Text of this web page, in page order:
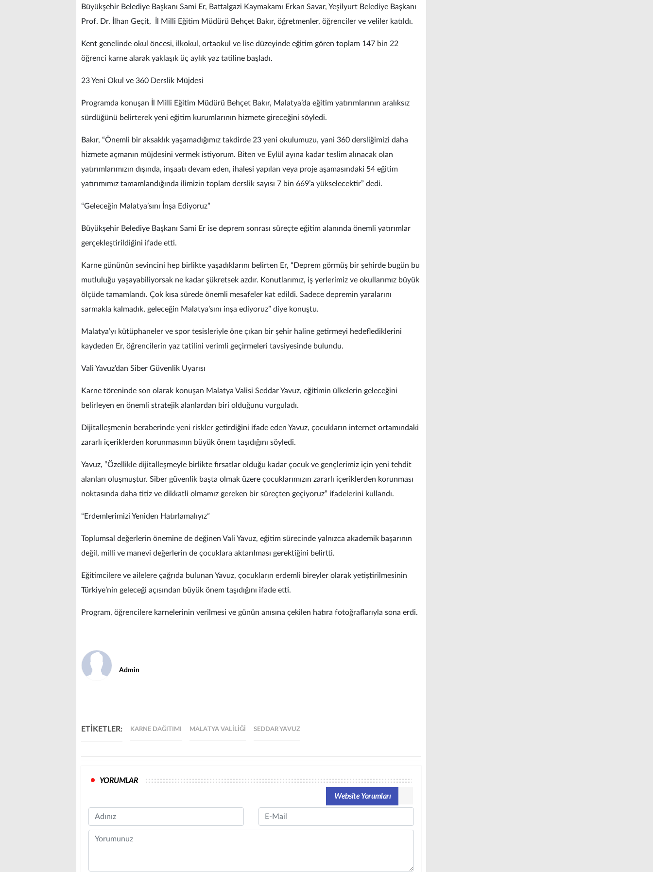
Büyükşehir Belediye Başkanı Sami Er, Battalgazi Kaymakamı Erkan Savar, Yeşilyurt Belediye Başkanı
Prof. Dr. İlhan Geçit, İl Milli Eğitim Müdürü Behçet Bakır, öğretmenler, öğrenciler ve veliler katıldı.
Kent genelinde okul öncesi, ilkokul, ortaokul ve lise düzeyinde eğitim gören toplam 147 bin 22
öğrenci karne alarak yaklaşık üç aylık yaz tatiline başladı.
23 Yeni Okul ve 360 Derslik Müjdesi
Programda konuşan İl Milli Eğitim Müdürü Behçet Bakır, Malatya’da eğitim yatırımlarının aralıksız
sürdüğünü belirterek yeni eğitim kurumlarının hizmete gireceğini söyledi.
Bakır, “Önemli bir aksaklık yaşamadığımız takdirde 23 yeni okulumuzu, yani 360 dersliğimizi daha
hizmete açmanın müjdesini vermek istiyorum. Biten ve Eylül ayına kadar teslim alınacak olan
yatırımlarımızın dışında, inşaatı devam eden, ihalesi yapılan veya proje aşamasındaki 54 eğitim
yatırımımız tamamlandığında ilimizin toplam derslik sayısı 7 bin 669’a yükselecektir” dedi.
“Geleceğin Malatya’sını İnşa Ediyoruz”
Büyükşehir Belediye Başkanı Sami Er ise deprem sonrası süreçte eğitim alanında önemli yatırımlar
gerçekleştirildiğini ifade etti.
Karne gününün sevincini hep birlikte yaşadıklarını belirten Er, “Deprem görmüş bir şehirde bugün bu
mutluluğu yaşayabiliyorsak ne kadar şükretsek azdır. Konutlarımız, iş yerlerimiz ve okullarımız büyük
ölçüde tamamlandı. Çok kısa sürede önemli mesafeler kat edildi. Sadece depremin yaralarını
sarmakla kalmadık, geleceğin Malatya’sını inşa ediyoruz” diye konuştu.
Malatya’yı kütüphaneler ve spor tesisleriyle öne çıkan bir şehir haline getirmeyi hedeflediklerini
kaydeden Er, öğrencilerin yaz tatilini verimli geçirmeleri tavsiyesinde bulundu.
Vali Yavuz’dan Siber Güvenlik Uyarısı
Karne töreninde son olarak konuşan Malatya Valisi Seddar Yavuz, eğitimin ülkelerin geleceğini
belirleyen en önemli stratejik alanlardan biri olduğunu vurguladı.
Dijitalleşmenin beraberinde yeni riskler getirdiğini ifade eden Yavuz, çocukların internet ortamındaki
zararlı içeriklerden korunmasının büyük önem taşıdığını söyledi.
Yavuz, “Özellikle dijitalleşmeyle birlikte fırsatlar olduğu kadar çocuk ve gençlerimiz için yeni tehdit
alanları oluşmuştur. Siber güvenlik başta olmak üzere çocuklarımızın zararlı içeriklerden korunması
noktasında daha titiz ve dikkatli olmamız gereken bir süreçten geçiyoruz” ifadelerini kullandı.
“Erdemlerimizi Yeniden Hatırlamalıyız”
Toplumsal değerlerin önemine de değinen Vali Yavuz, eğitim sürecinde yalnızca akademik başarının
değil, milli ve manevi değerlerin de çocuklara aktarılması gerektiğini belirtti.
Eğitimcilere ve ailelere çağrıda bulunan Yavuz, çocukların erdemli bireyler olarak yetiştirilmesinin
Türkiye’nin geleceği açısından büyük önem taşıdığını ifade etti.
Program, öğrencilere karnelerinin verilmesi ve günün anısına çekilen hatıra fotoğraflarıyla sona erdi.
Admin
ETİKETLER: KARNE DAĞITIMI MALATYA VALILIĞI SEDDAR YAVUZ
YORUMLAR
Website Yorumları
Name Email
Comment